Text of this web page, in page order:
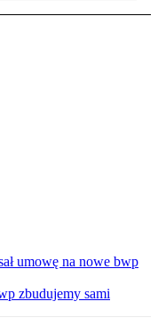
umowę na nowe bwp
zbudujemy sami